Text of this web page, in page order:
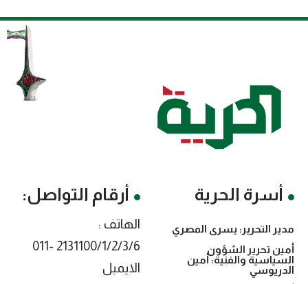
أسرة الحرية
مدير التحرير: يسرى المصري
أمين تحرير الشؤون
السياسية والفنية: أمين
الدريوسي
أرقام التواصل:
الهاتف :
2131100/1/2/3/6 -011
الايميل